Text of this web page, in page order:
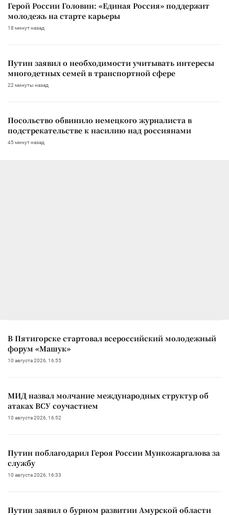
Герой России Головин: «Единая Россия» поддержит
молодежь на старте карьеры
18 минут назад
Путин заявил о необходимости учитывать интересы
многодетных семей в транспортной сфере
22 минуты назад
Посольство обвинило немецкого журналиста в
подстрекательстве к насилию над россиянами
45 минут назад
В Пятигорске стартовал всероссийский молодежный
форум «Машук»
10 августа 2026, 16:55
МИД назвал молчание международных структур об
атаках ВСУ соучастием
10 августа 2026, 16:52
Путин поблагодарил Героя России Мункожаргалова за
службу
10 августа 2026, 16:33
Путин заявил о бурном развитии Амурской области